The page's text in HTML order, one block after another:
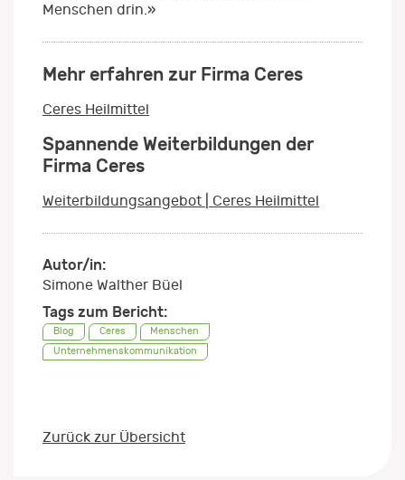
Menschen drin.»
Mehr erfahren zur Firma Ceres
Ceres Heilmittel
Spannende Weiterbildungen der
Firma Ceres
Weiterbildungsangebot | Ceres Heilmittel
Autor/in:
Simone Walther Büel
Tags zum Bericht:
Blog Ceres
Menschen
Unternehmenskommunikation
Zurück zur Übersicht